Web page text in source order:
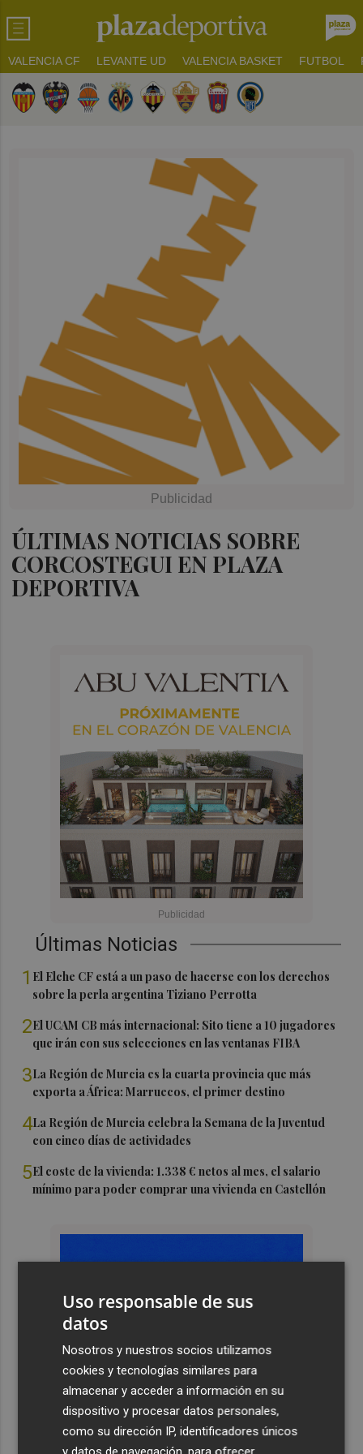
VALENCIA CF LEVANTE UD VALENCIA BASKET FUTBOL
ÚLTIMAS NOTICIAS SOBRE
CORCOSTEGUI EN PLAZA
DEPORTIVA
Últimas Noticias
1 El Elche CF está a un paso de hacerse con los derechos
sobre la perla argentina Tiziano Perrotta
2El UCAM CB más internacional: Sito tiene a 10 jugadores
que irán con sus selecciones en las ventanas FIBA
3La Región de Murcia es la cuarta provincia que más
exporta a África: Marruecos, el primer destino
4La Región de Murcia celebra la Semana de la Juventud
con cinco días de actividades
5El coste de la vivienda: 1.338 € netos al mes, el salario
mínimo para poder comprar una vivienda en Castellón
Uso responsable de sus
datos
Nosotros y nuestros socios utilizamos
cookies y tecnologías similares para
almacenar y acceder a información en su
dispositivo y procesar datos personales,
como su dirección IP, identificadores únicos